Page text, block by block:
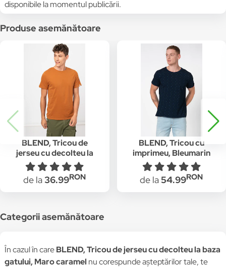
disponibile la momentul publicării.
Produse asemănătoare
BLEND, Tricou de
jerseu cu decolteu la
baza gatului, Maro
caramel
de la36.99RON
BLEND, Tricou cu
imprimeu, Bleumarin
de la54.99RON
Categorii asemănătoare
În cazul în careBLEND, Tricou de jerseu cu decolteu la baza
gatului, Maro caramel nu corespunde așteptărilor tale, te